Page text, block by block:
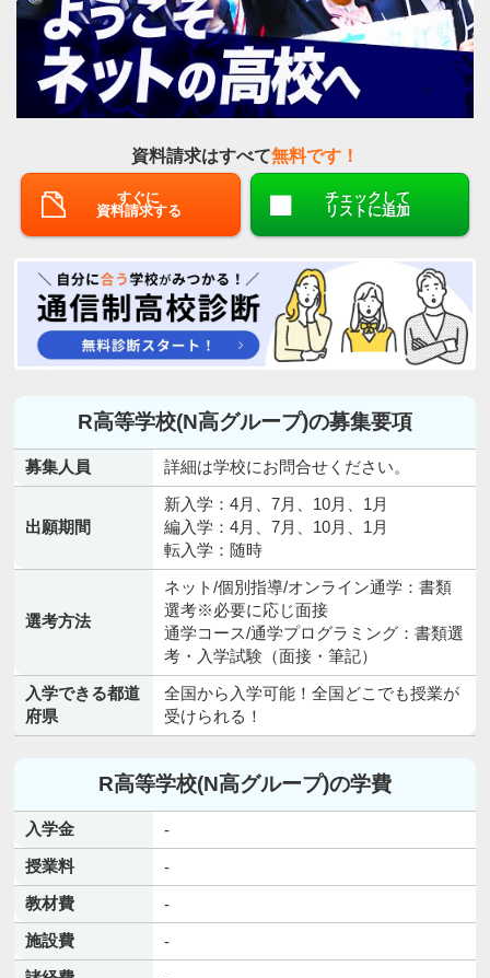
資料請求はすべて無料です！
すぐに
資料請求する
チェックして
リストに追加
R高等学校(N高グループ)の募集要項
募集人員 詳細は学校にお問合せください。
出願期間
新入学：4月、7月、10月、1月
編入学：4月、7月、10月、1月
転入学：随時
選考方法
ネット/個別指導/オンライン通学：書類
選考※必要に応じ面接
通学コース/通学プログラミング：書類選
考・入学試験（面接・筆記）
入学できる都道
府県
全国から入学可能！全国どこでも授業が
受けられる！
R高等学校(N高グループ)の学費
入学金
-
授業料
-
教材費
-
施設費
-